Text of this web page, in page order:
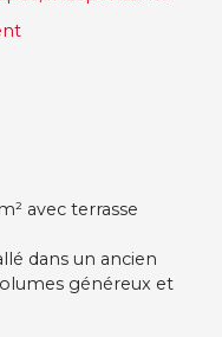
avec terrasse
dans un ancien
généreux et